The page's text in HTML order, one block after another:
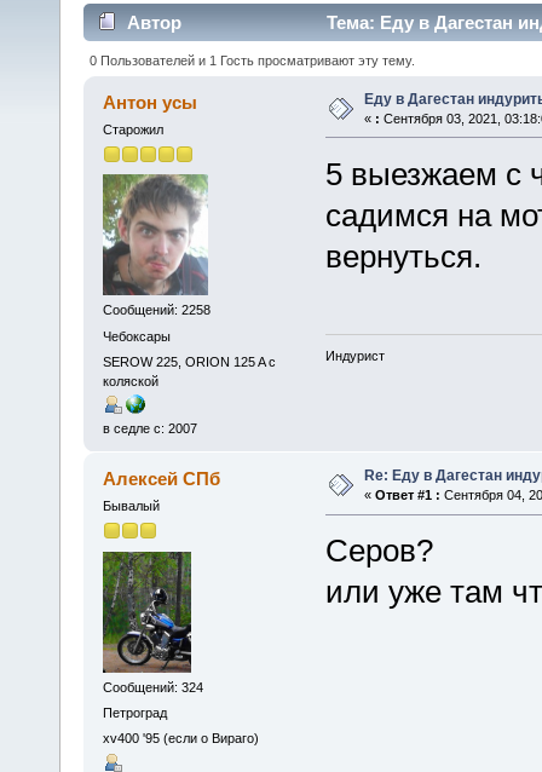
Автор Тема: Еду в Дагестан
0 Пользователей и 1 Гость просматривают эту тему.
Антон усы
Старожил
Сообщений: 2258
Чебоксары
SEROW 225, ORION 125 A с
коляской
в седле с: 2007
Еду в Дагестан
« : Сентября 03, 2021,
5 выезжаем с
садимся на
вернуться.
Индурист
Алексей СПб
Бывалый
Сообщений: 324
Петроград
xv400 '95 (если о Вираго)
Re: Еду в Дагестан
« Ответ #1 : Сентября 04,
Серов?
или уже там